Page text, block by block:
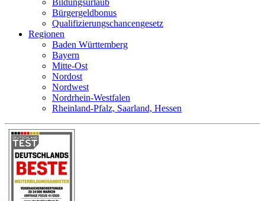
Bürgergeldbonus
Qualifizierungschancengesetz
Regionen
Baden Württemberg
Bayern
Mitte-Ost
Nordost
Nordwest
Nordrhein-Westfalen
Rheinland-Pfalz, Saarland, Hessen